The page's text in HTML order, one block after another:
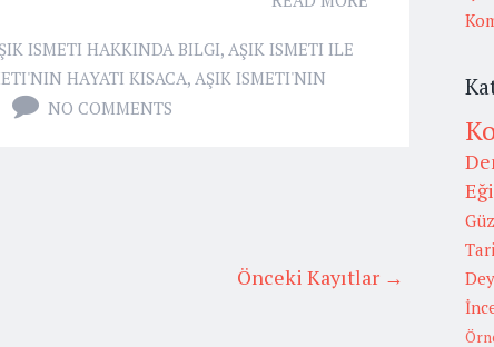
ISMETI HAKKINDA BILGI, AŞIK ISMETI ILE
HAYATI KISACA, AŞIK ISMETI'NIN
NO COMMENTS
Önceki Kayıtlar →